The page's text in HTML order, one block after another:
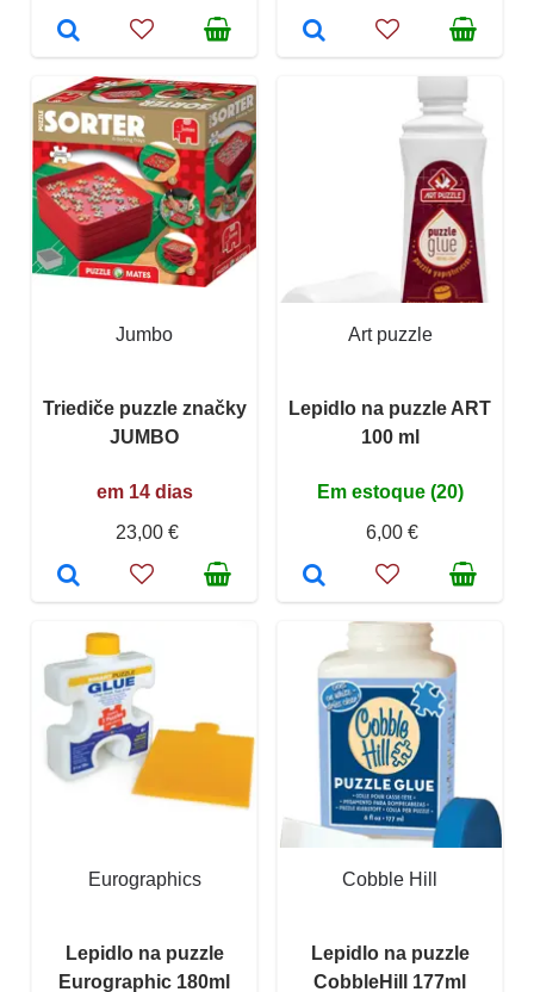
Jumbo
Triediče puzzle značky
JUMBO
em 14 dias
23,00 €
Art puzzle
Lepidlo na puzzle ART
100 ml
Em estoque (20)
6,00 €
Eurographics
Lepidlo na puzzle
Eurographic 180ml
Cobble Hill
Lepidlo na puzzle
CobbleHill 177ml